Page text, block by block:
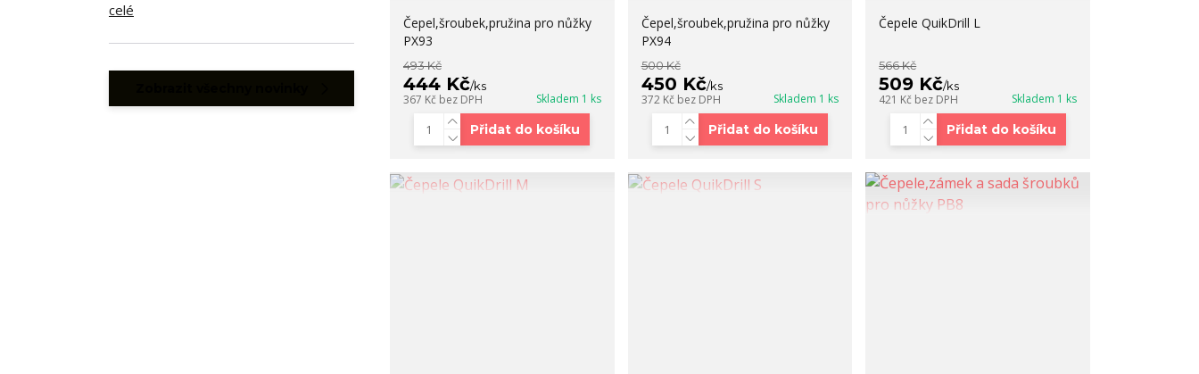
Čepel,šroubek,pružina pro nůžky
PX93
493 Kč
444 Kč/ks
367 Kč bez DPH Skladem 1 ks
Přidat do košíku
Čepel,šroubek,pružina pro nůžky
PX94
500 Kč
450 Kč/ks
372 Kč bez DPH Skladem 1 ks
Přidat do košíku
Čepele QuikDrill L
566 Kč
509 Kč/ks
421 Kč bez DPH Skladem 1 ks
Přidat do košíku
celé